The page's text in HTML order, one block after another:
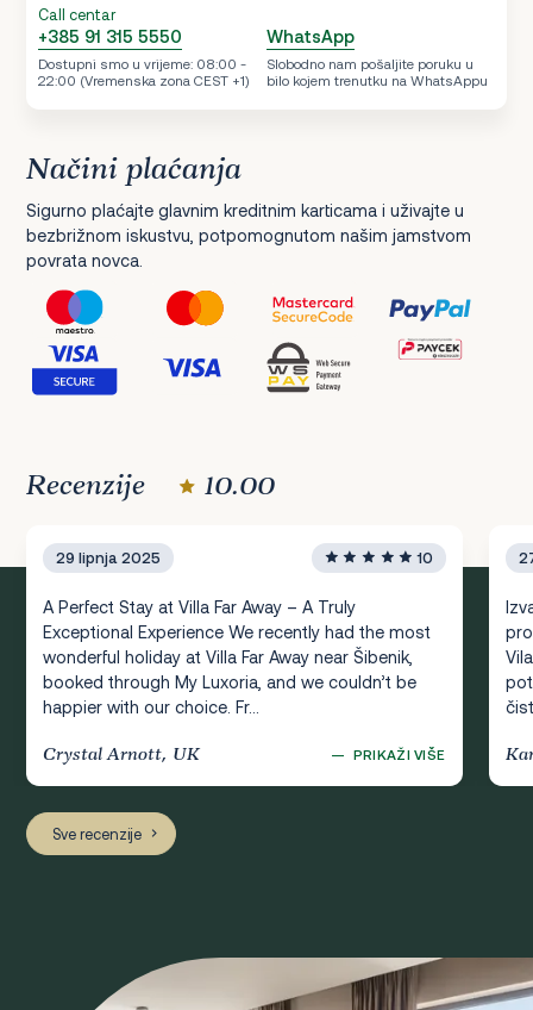
Call centar
+385 91 315 5550
Dostupni smo u vrijeme: 08:00 -
22:00 (Vremenska zona CEST +1)
WhatsApp
Slobodno nam pošaljite poruku u
bilo kojem trenutku na WhatsAppu
Načini plaćanja
Sigurno plaćajte glavnim kreditnim karticama i uživajte u
bezbrižnom iskustvu, potpomognutom našim jamstvom
povrata novca.
Recenzije 10.00
29 lipnja 2025 10
A Perfect Stay at Villa Far Away – A Truly
Exceptional Experience We recently had the most
wonderful holiday at Villa Far Away near Šibenik,
booked through My Luxoria, and we couldn’t be
happier with our choice. Fr...
Crystal Arnott, UK — PRIKAŽI VIŠE
Sve recenzije